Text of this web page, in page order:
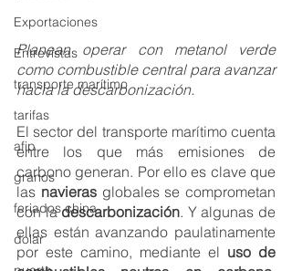
Exportaciones
Entrevistas
transporte marítimo
tarifas
afip
granos
feriados china
dolar
Planean operar con metanol verde
como combustible central para avanzar
hacia la descarbonización.
El sector del transporte marítimo cuenta
entre los que más emisiones de
carbono generan. Por ello es clave que
las navieras globales se comprometan
con la descarbonización. Y algunas de
ellas están avanzando paulatinamente
por este camino, mediante el uso de